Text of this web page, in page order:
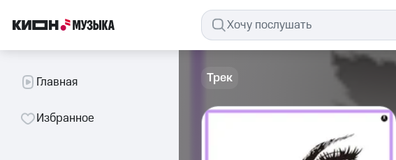
Главная
Избранное
Трек